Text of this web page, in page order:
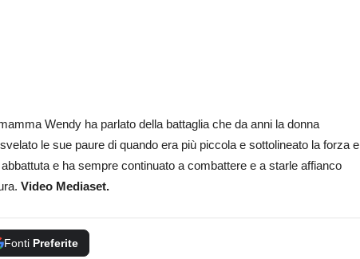
Wendy ha parlato della battaglia che da anni la donna
le sue paure di quando era più piccola e sottolineato la forza e
e ha sempre continuato a combattere e a starle affianco
Video Mediaset.
Fonti Preferite